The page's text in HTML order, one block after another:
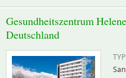
Gesundheitszentrum
Deutschland